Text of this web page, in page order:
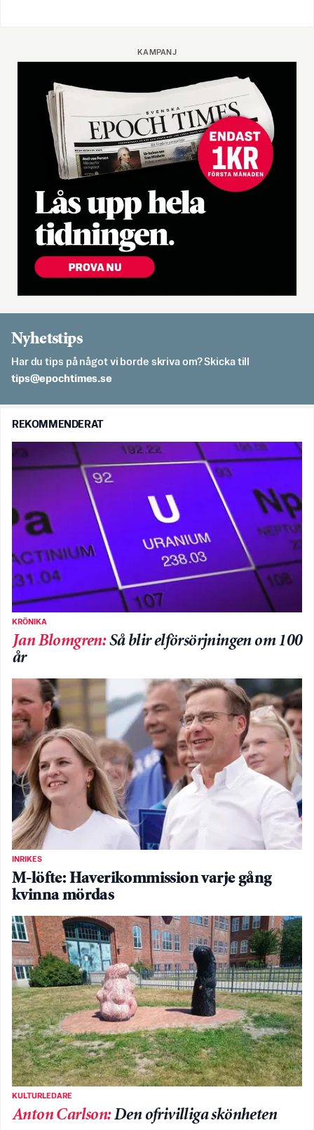
KAMPANJ
Nyhetstips
Har du tips på något vi borde skriva om? Skicka till
es.semithcope@spit
REKOMMENDERAT
KRÖNIKA
Jan Blomgren:Så blir elförsörjningen om 100
år
INRIKES
M-löfte: Haverikommission varje gång
kvinna mördas
KULTURLEDARE
Anton Carlson:Den ofrivilliga skönheten